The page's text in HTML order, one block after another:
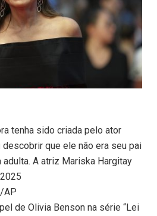
tenha sido criada pelo ator
que ele não era seu pai
A atriz Mariska Hargitay
AP
de Olivia Benson na série “Lei